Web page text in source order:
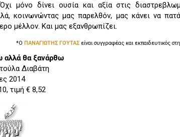
μόνο δίνει ουσία και αξία στις
κοινωνώντας μας παρελθόν, μας κάνει να
μέλλον. Και μας εξανθρωπίζει.
*Ο ΠΑΝΑΓΙΩΤΗΣ ΓΟΥΤΑΣείναι συγγραφέας και εκπαιδευτικός
αλλά θα ξανάρθω
Διαβάτη
2014
τιμή € 8,52